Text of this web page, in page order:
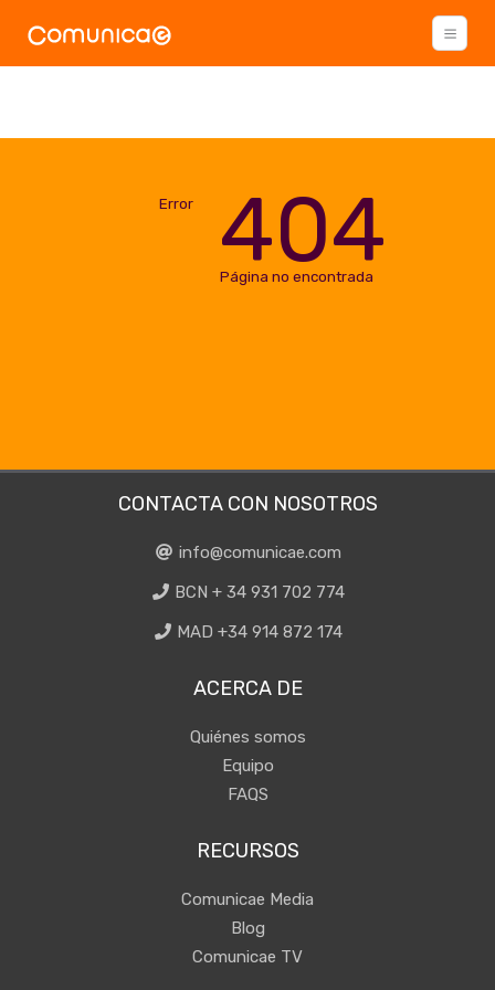
Error 404
Página no encontrada
CONTACTA CON NOSOTROS
info@comunicae.com
BCN + 34 931 702 774
MAD +34 914 872 174
ACERCA DE
Quiénes somos
Equipo
FAQS
RECURSOS
Comunicae Media
Blog
Comunicae TV